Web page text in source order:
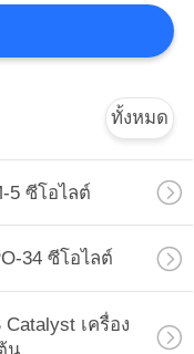
5
ทั้งหมด
5 ซีโอไลต์
34 ซีโอไลต์
Catalyst เครื่อง